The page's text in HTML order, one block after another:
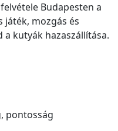
Budapesten a
játék, mozgás és
a kutyák hazaszállítása.
pontosság